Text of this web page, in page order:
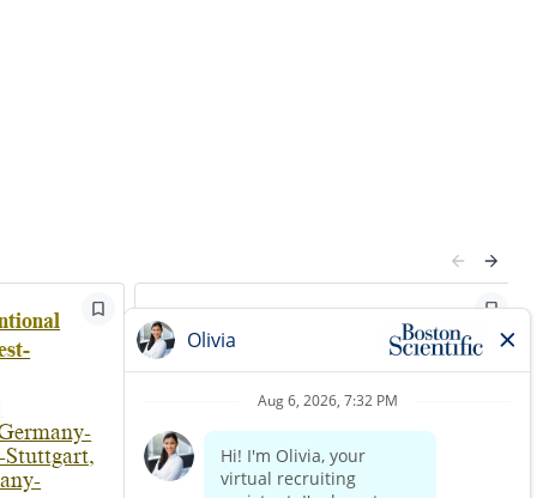
Stuttgart,
Account Manager Peripheral
Interventions
Amsterdam, Netherlands |
Netherlands-Amsterdam,
Netherlands-Arnhem,
Netherlands-Utrecht
Sales